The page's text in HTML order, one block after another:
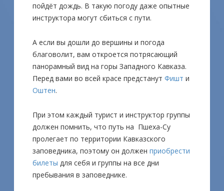
пойдёт дождь. В такую погоду даже опытные
инструктора могут сбиться с пути.
А если вы дошли до вершины и погода
благоволит, вам откроется потрясающий
панорамный вид на горы Западного Кавказа.
Перед вами во всей красе предстанутФишт и
Оштен.
При этом каждый турист и инструктор группы
должен помнить, что путь на Пшеха-Су
пролегает по территории Кавказского
заповедника, поэтому он долженприобрести
билеты для себя и группы на все дни
пребывания в заповеднике.